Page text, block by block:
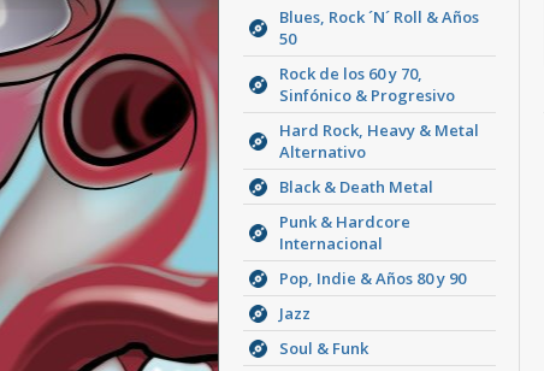
Blues, Rock ´N´ Roll & Años
50
Rock de los 60 y 70,
Sinfónico & Progresivo
Hard Rock, Heavy & Metal
Alternativo
Black & Death Metal
Punk & Hardcore
Internacional
Pop, Indie & Años 80 y 90
Jazz
Soul & Funk